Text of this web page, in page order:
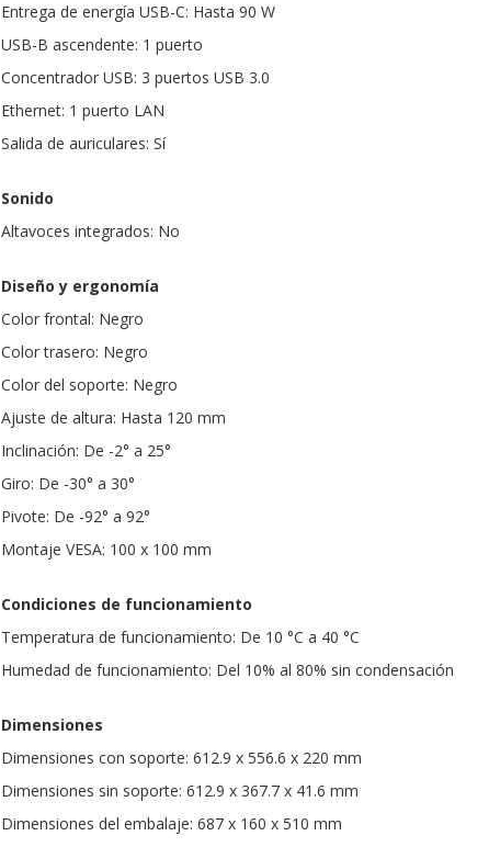
Entrega de energía USB-C: Hasta 90 W
USB-B ascendente: 1 puerto
Concentrador USB: 3 puertos USB 3.0
Ethernet: 1 puerto LAN
Salida de auriculares: Sí
Sonido
Altavoces integrados: No
Diseño y ergonomía
Color frontal: Negro
Color trasero: Negro
Color del soporte: Negro
Ajuste de altura: Hasta 120 mm
Inclinación: De -2° a 25°
Giro: De -30° a 30°
Pivote: De -92° a 92°
Montaje VESA: 100 x 100 mm
Condiciones de funcionamiento
Temperatura de funcionamiento: De 10 °C a 40 °C
Humedad de funcionamiento: Del 10% al 80% sin condensación
Dimensiones
Dimensiones con soporte: 612.9 x 556.6 x 220 mm
Dimensiones sin soporte: 612.9 x 367.7 x 41.6 mm
Dimensiones del embalaje: 687 x 160 x 510 mm